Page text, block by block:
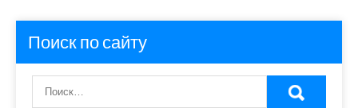
Поиск по сайту